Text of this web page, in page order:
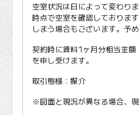
空室状況は日によって変わり
時点で空室を確認しておりま
しまう場合もございます。予
契約時に賃料1ヶ月分相当金
を申し受けます。
取引態様：媒介
※図面と現況が異なる場合、現